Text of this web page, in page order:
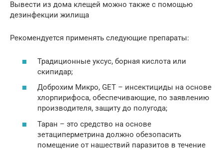
Вывести из дома клещей можно также с помощью
дезинфекции жилища
Рекомендуется применять следующие препараты:
Традиционные уксус, борная кислота или
скипидар;
Доброхим Микро, GET – инсектициды на основе
хлорпирифоса, обеспечивающие, по заявлению
производителя, защиту до полугода;
Таран – это средство на основе
зетациперметрина должно обезопасить
помещение от нашествий паразитов в течение